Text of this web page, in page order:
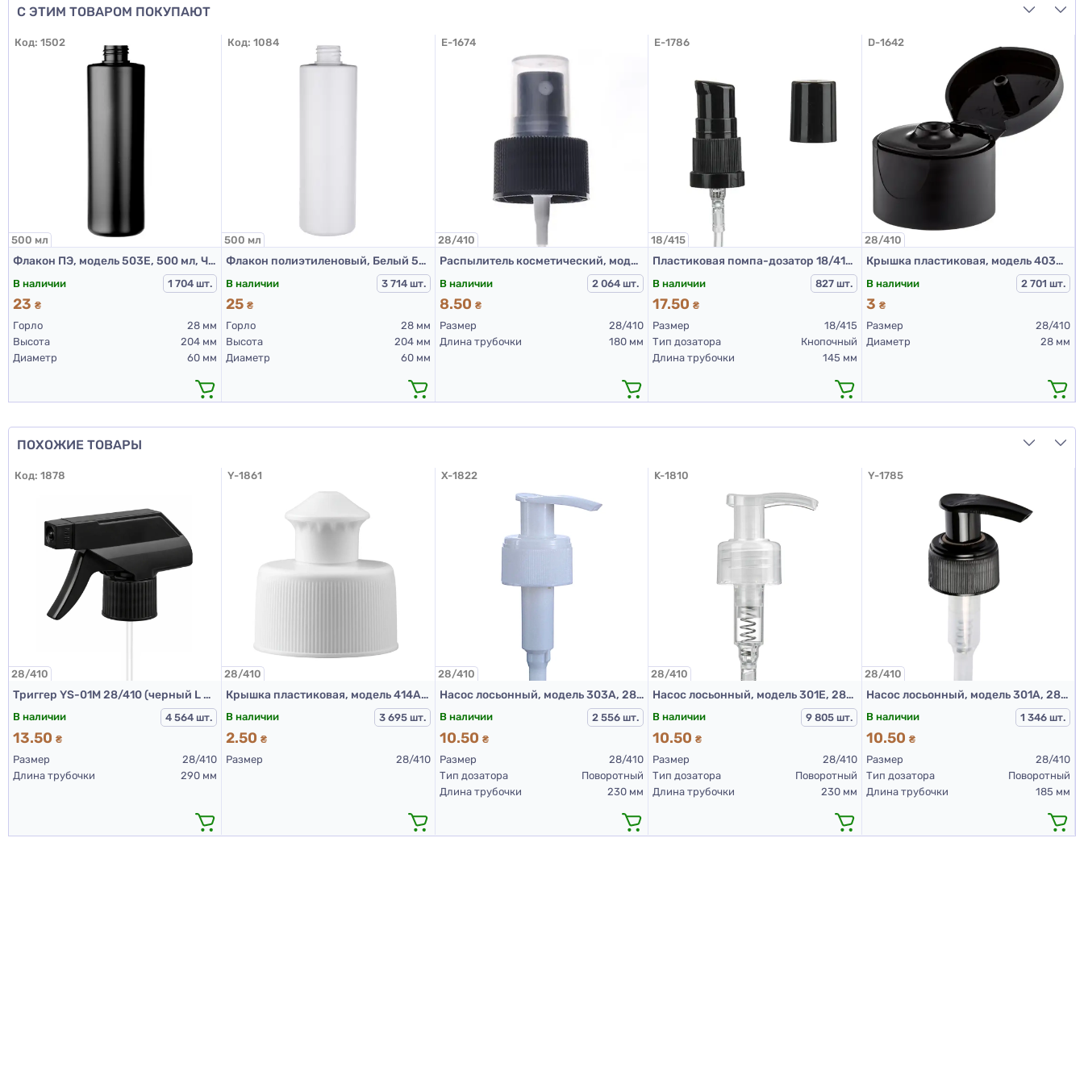
С ЭТИМ ТОВАРОМ ПОКУПАЮТ
Код: 1502
500 мл
Флакон ПЭ, модель 503Е, 500 мл, Черный (пластиковые флаконы 500 мл)
В наличии 1 704 шт.
23 ₴
Горло
28 мм
Высота
204 мм
Диаметр
60 мм
Код:1084
500 мл
Флакон полиэтиленовый, Белый 500 мл, 503Е (пластиковые флаконы 500 мл)
В наличии 3 714 шт.
25₴
Горло
28 мм
Высота
204 мм
Диаметр
60 мм
E-1674
28/410
Распылитель косметический, модель 208А, 28/410, ребристый, черный, 180 мм.
В наличии 2 064 шт.
8.50 ₴
Размер
28/410
Длина трубочки
180 мм
E-1786
18/415
Пластиковая помпа-дозатор 18/415 КПВ черная
В наличии 827 шт.
17.50₴
Размер
18/415
Тип дозатора
Кнопочный
Длина трубочки
145 мм
D-1642
28/410
Крышка пластиковая, модель 403С, 28/410, гладкая, Черная
В наличии 2 701 шт.
3 ₴
Размер
28/410
Диаметр
28 мм
ПОХОЖИЕ ТОВАРЫ
Код: 1878
28/410
Триггер YS-01M 28/410 (черный L 292 мм)
В наличии 4 564 шт.
13.50 ₴
Размер
28/410
Длина трубочки
290 мм
Y-1861
28/410
Крышка пластиковая, модель 414А, Д28, белый, пуш-пул
В наличии 3 695 шт.
2.50₴
Размер 28/410
X-1822
28/410
Насос лосьонный, модель 303А, 28/410, ребристая, Белый, 230 мм (Дозатор 28/410)
В наличии 2 556 шт.
10.50 ₴
Размер
28/410
Тип дозатора
Поворотный
Длина трубочки
230 мм
K-1810
28/410
Насос лосьонный, модель 301Е, 28/410, прозрачный, 230 мм (Дозатор 28/410)
В наличии 9 805 шт.
10.50₴
Размер
28/410
Тип дозатора
Поворотный
Длина трубочки
230 мм
Y-1785
28/410
Насос лосьонный, модель 301А, 28/410, ребристая, черный, 225 мм (Дозатор 28/410)
В наличии 1 346 шт.
10.50 ₴
Размер
28/410
Тип дозатора
Поворотный
Длина трубочки
185 мм